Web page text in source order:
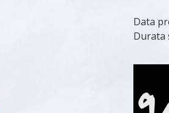
Data
Durata